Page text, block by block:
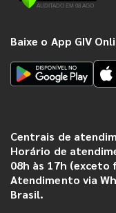
Baixe o App GIV
Centrais de
Horário de
08h às 17h (exceto
Atendimento via
Brasil.